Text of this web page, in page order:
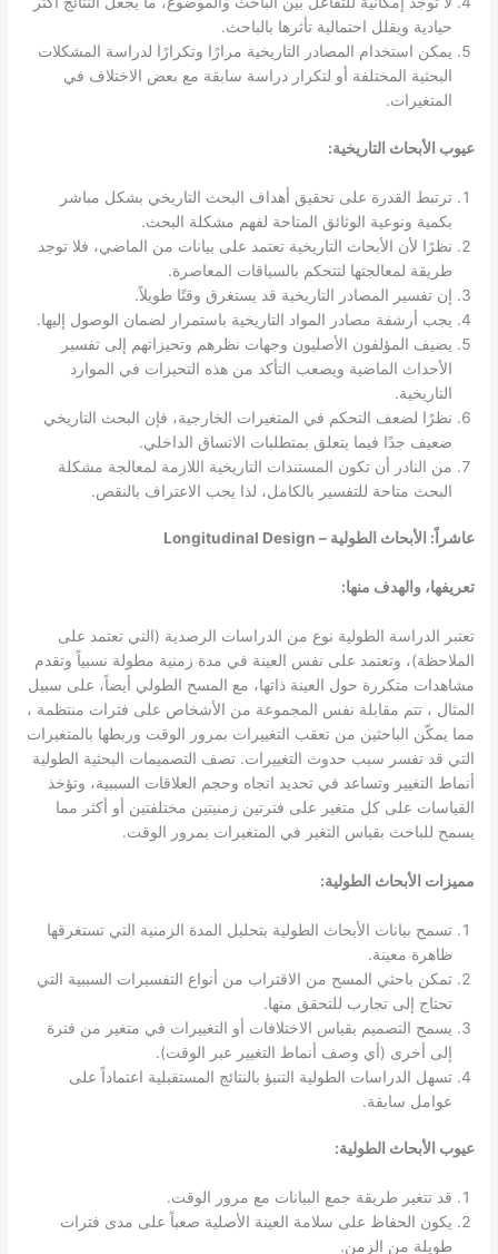
حيادية ويقلل احتمالية تأثرها بالباحث.
يمكن استخدام المصادر التاريخية مرارًا وتكرارًا لدراسة المشكلات
البحثية المختلفة أو لتكرار دراسة سابقة مع بعض الاختلاف في
المتغيرات.
عيوب الأبحاث التاريخية:
ترتبط القدرة على تحقيق أهداف البحث التاريخي بشكل مباشر
بكمية ونوعية الوثائق المتاحة لفهم مشكلة البحث.
نظرًا لأن الأبحاث التاريخية تعتمد على بيانات من الماضي، فلا توجد
طريقة لمعالجتها لتتحكم بالسياقات المعاصرة.
إن تفسير المصادر التاريخية قد يستغرق وقتًا طويلاً.
يجب أرشفة مصادر المواد التاريخية باستمرار لضمان الوصول إليها.
يضيف المؤلفون الأصليون وجهات نظرهم وتحيزاتهم إلى تفسير
الأحداث الماضية ويصعب التأكد من هذه التحيزات في الموارد
التاريخية.
نظرًا لضعف التحكم في المتغيرات الخارجية، فإن البحث التاريخي
ضعيف جدًا فيما يتعلق بمتطلبات الاتساق الداخلي.
من النادر أن تكون المستندات التاريخية اللازمة لمعالجة مشكلة
البحث متاحة للتفسير بالكامل، لذا يجب الاعتراف بالنقص.
عاشراً: الأبحاث الطولية – Longitudinal Design
تعريفها، والهدف منها:
تعتبر الدراسة الطولية نوع من الدراسات الرصدية (التي تعتمد على
الملاحظة)، وتعتمد على نفس العينة في مدة زمنية مطولة نسبياً وتقدم
مشاهدات متكررة حول العينة ذاتها، مع المسح الطولي أيضاً، على سبيل
المثال ، تتم مقابلة نفس المجموعة من الأشخاص على فترات منتظمة ،
مما يمكّن الباحثين من تعقب التغييرات بمرور الوقت وربطها بالمتغيرات
التي قد تفسر سبب حدوث التغييرات. تصف التصميمات البحثية الطولية
أنماط التغيير وتساعد في تحديد اتجاه وحجم العلاقات السببية، وتؤخذ
القياسات على كل متغير على فترتين زمنيتين مختلفتين أو أكثر مما
يسمح للباحث بقياس التغير في المتغيرات بمرور الوقت.
مميزات الأبحاث الطولية:
تسمح بيانات الأبحاث الطولية بتحليل المدة الزمنية التي تستغرقها
ظاهرة معينة.
تمكن باحثي المسح من الاقتراب من أنواع التفسيرات السببية التي
تحتاج إلى تجارب للتحقق منها.
يسمح التصميم بقياس الاختلافات أو التغييرات في متغير من فترة
إلى أخرى (أي وصف أنماط التغيير عبر الوقت).
تسهل الدراسات الطولية التنبؤ بالنتائج المستقبلية اعتماداً على
عوامل سابقة.
عيوب الأبحاث الطولية:
قد تتغير طريقة جمع البيانات مع مرور الوقت.
يكون الحفاظ على سلامة العينة الأصلية صعباً على مدى فترات
طويلة من الزمن.